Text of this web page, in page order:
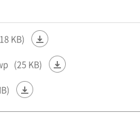
KB)
(25 KB)